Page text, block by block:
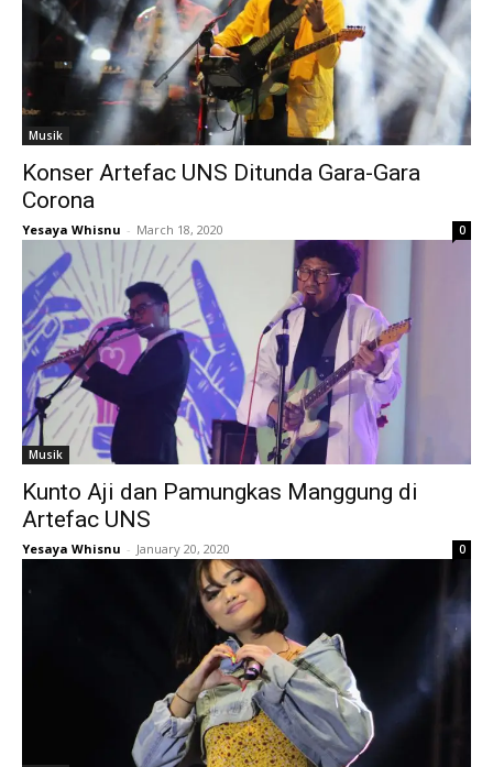
Musik
Konser Artefac UNS Ditunda Gara-Gara
Corona
Yesaya Whisnu - March 18, 2020 0
Musik
Kunto Aji dan Pamungkas Manggung di
Artefac UNS
Yesaya Whisnu - January 20, 2020 0